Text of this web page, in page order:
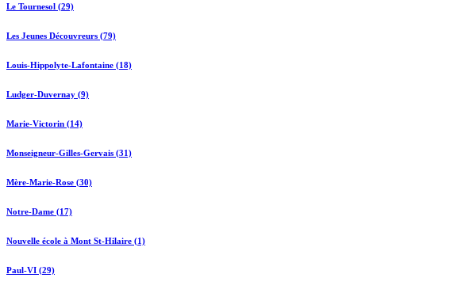
Le Tournesol (29)
Les Jeunes Découvreurs (79)
Louis-Hippolyte-Lafontaine (18)
Ludger-Duvernay (9)
Marie-Victorin (14)
Monseigneur-Gilles-Gervais (31)
Mère-Marie-Rose (30)
Notre-Dame (17)
Nouvelle école à Mont St-Hilaire (1)
Paul-VI (29)